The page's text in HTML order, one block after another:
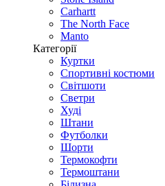
Carhartt
The North Face
Manto
Категорії
Куртки
Спортивні костюми
Світшоти
Светри
Худі
Штани
Футболки
Шорти
Термокофти
Термоштани